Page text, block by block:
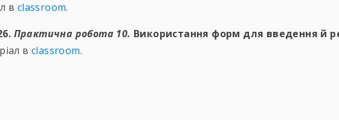
в classroom.
Практична робота 10. Використання форм для введення й
в classroom.